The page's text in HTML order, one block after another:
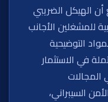
الهيكل الضريبي
للمشغلين الأجانب
التوضيحية
في الاستثمار
المجالات
السيبراني،